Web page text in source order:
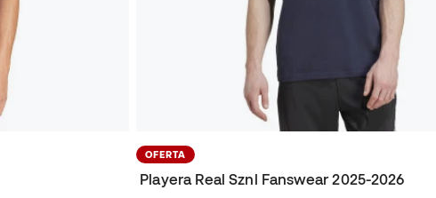
OFERTA
Playera Real Sznl Fanswear 2025-2026